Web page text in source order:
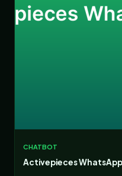
CHATBOT
Activepieces